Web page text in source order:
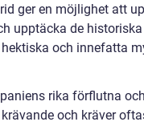
ger en möjlighet att
upptäcka de historiska
och innefatta
rika förflutna
och kräver